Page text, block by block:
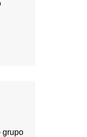
grupo